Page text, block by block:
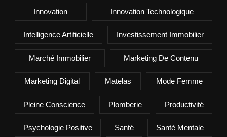
Innovation Innovation Technologique
Intelligence Artificielle Investissement Immobilier
Marché Immobilier Marketing De Contenu
Marketing Digital Matelas Mode Femme
Pleine Conscience Plomberie Productivité
Psychologie Positive Santé Santé Mentale